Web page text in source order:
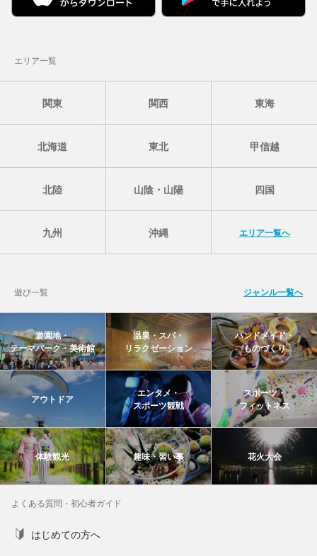
エリア一覧
関東 関西 東海
北海道 東北 甲信越
北陸 山陰・山陽 四国
九州 沖縄 エリア一覧へ
遊び一覧 ジャンル一覧へ
遊園地・
テーマパーク・美術館
温泉・スパ・
リラクゼーション
ハンドメイド・
ものづくり
アウトドア
エンタメ・
スポーツ観戦
スポーツ・
フィットネス
体験観光 趣味・習い事 花火大会
よくある質問・初心者ガイド
はじめての方へ